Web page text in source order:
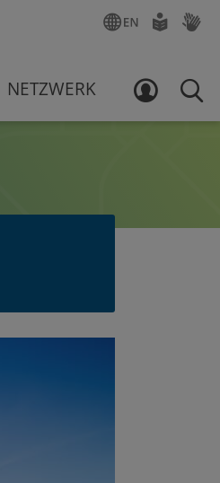
NETZWERK
ENGLISCHLEICHTE
LOGIN